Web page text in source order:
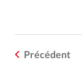
Précédent